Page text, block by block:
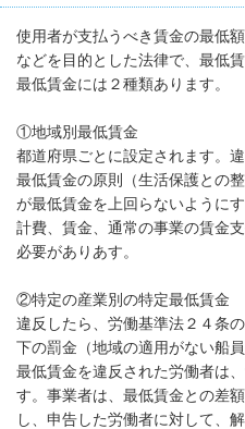
使用者が支払うべき賃金の最低
などを目的とした法律で、最低
最低賃金には２種類あります。
①地域別最低賃金
都道府県ごとに設定されます。
最低賃金の原則（生活保護との
が最低賃金を上回らないように
計費、賃金、通常の事業の賃金
必要がありあす。
②特定の産業別の特定最低賃金
違反したら、労働基準法２４条
下の罰金（地域の適用がない船員
最低賃金を違反された労働者は
す。事業者は、最低賃金との差
し、申告した労働者に対して、